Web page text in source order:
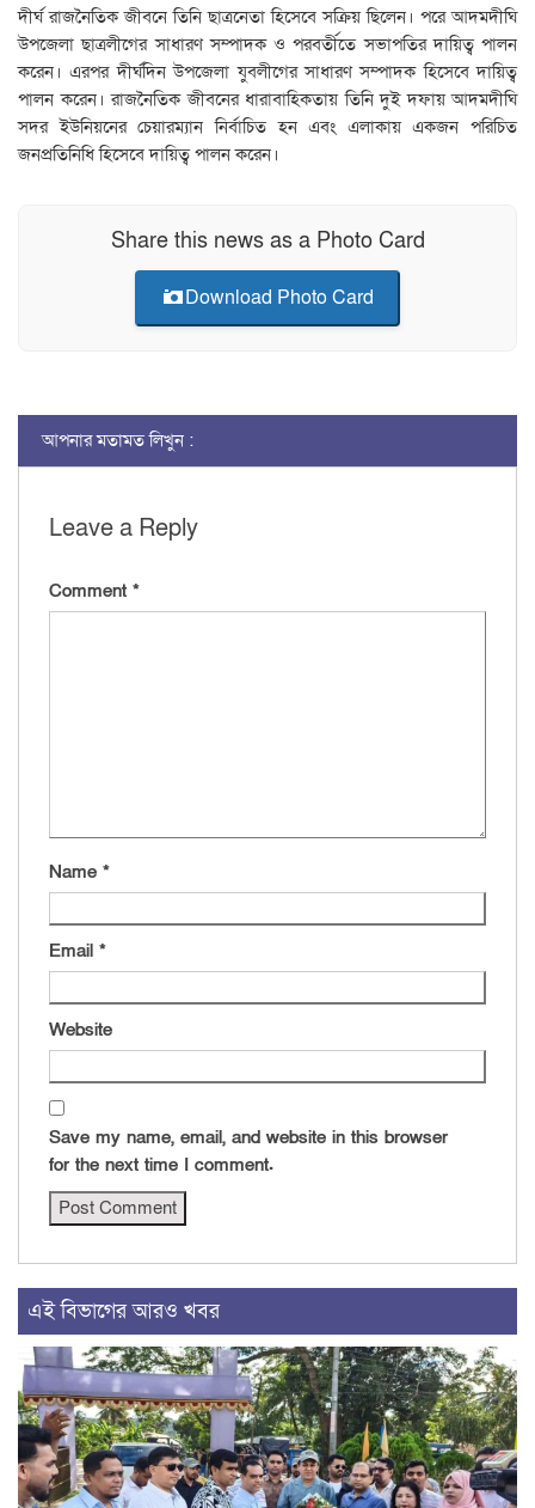
দীর্ঘ রাজনৈতিক জীবনে তিনি ছাত্রনেতা হিসেবে সক্রিয় ছিলেন। পরে আদমদীঘি
উপজেলা ছাত্রলীগের সাধারণ সম্পাদক ও পরবর্তীতে সভাপতির দায়িত্ব পালন
করেন। এরপর দীর্ঘদিন উপজেলা যুবলীগের সাধারণ সম্পাদক হিসেবে দায়িত্ব
পালন করেন। রাজনৈতিক জীবনের ধারাবাহিকতায় তিনি দুই দফায় আদমদীঘি
সদর ইউনিয়নের চেয়ারম্যান নির্বাচিত হন এবং এলাকায় একজন পরিচিত
জনপ্রতিনিধি হিসেবে দায়িত্ব পালন করেন।
Share this news as a Photo Card
Download Photo Card
আপনার মতামত লিখুন :
Leave a Reply
Comment *
Name *
Email *
Website
Save my name, email, and website in this browser
for the next time I comment.
এই বিভাগের আরও খবর